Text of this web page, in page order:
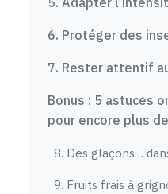
6. Protéger des
7. Rester attentif
Bonus : 5 astuces
pour encore plus
8. Des glaçons…
9. Fruits frais à